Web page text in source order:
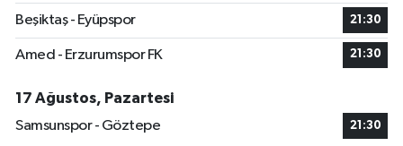
Beşiktaş - Eyüpspor 21:30
Amed - Erzurumspor FK 21:30
17 Ağustos, Pazartesi
Samsunspor - Göztepe
21:30